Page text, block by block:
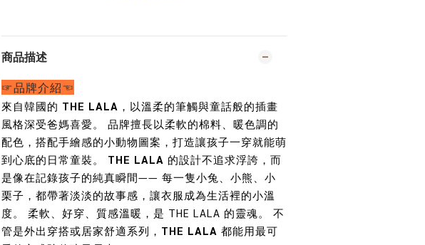
商品描述
☞品牌介紹☜
來自韓國的 THE LALA ，以溫柔的筆觸與童話般的插畫
風格深受爸媽喜愛。 品牌擅長以柔軟的棉料、暖色調的
配色，搭配手繪感的小動物圖案，打造讓孩子一穿就能萌
到心底的日常童裝。
THE LALA 的設計不追求浮誇，而
是像在記錄孩子的純真瞬間—— 每一隻小兔、小熊、小
栗子，都帶著淡淡的故事感，讓衣服成為生活裡的小溫
度。 柔軟、好穿、質感溫暖，是 THE LALA 的靈魂。 不
管是外出穿搭或居家舒適系列， THE LALA 都能用最可